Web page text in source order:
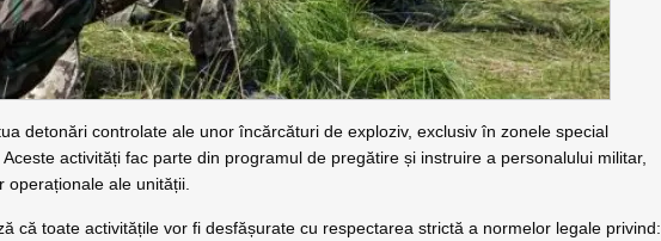
detonări controlate ale unor încărcături de exploziv, exclusiv în zonele special
activități fac parte din programul de pregătire și instruire a personalului militar,
ale unității.
că toate activitățile vor fi desfășurate cu respectarea strictă a normelor legale privind: